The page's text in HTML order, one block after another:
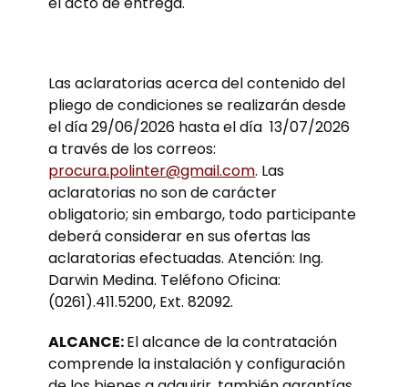
Las aclaratorias acerca del contenido del
pliego de condiciones se realizarán desde
el día 29/06/2026 hasta el día 13/07/2026
a través de los correos:
procura.polinter@gmail.com. Las
aclaratorias no son de carácter
obligatorio; sin embargo, todo participante
deberá considerar en sus ofertas las
aclaratorias efectuadas. Atención: Ing.
Darwin Medina. Teléfono Oficina:
(0261).411.5200, Ext. 82092.
ALCANCE:El alcance de la contratación
comprende la instalación y configuración